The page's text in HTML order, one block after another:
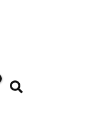
Søg